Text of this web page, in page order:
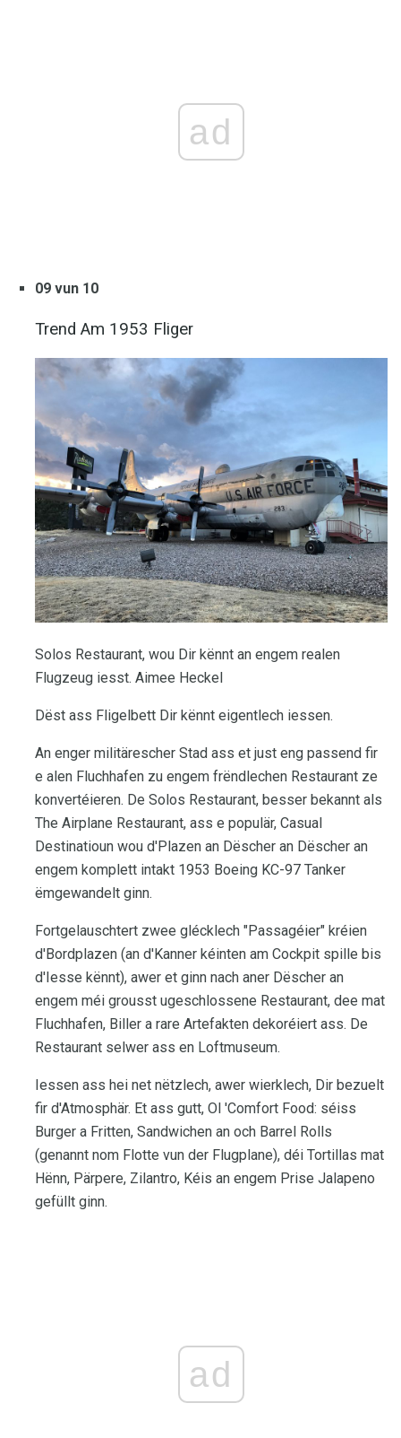
ad
09 vun 10
Trend Am 1953 Fliger
Solos Restaurant, wou Dir kënnt an engem realen
Flugzeug iesst. Aimee Heckel
Dëst ass Fligelbett Dir kënnt eigentlech iessen.
An enger militärescher Stad ass et just eng passend fir
e alen Fluchhafen zu engem frëndlechen Restaurant ze
konvertéieren. De Solos Restaurant, besser bekannt als
The Airplane Restaurant, ass e populär, Casual
Destinatioun wou d'Plazen an Dëscher an Dëscher an
engem komplett intakt 1953 Boeing KC-97 Tanker
ëmgewandelt ginn.
Fortgelauschtert zwee glécklech "Passagéier" kréien
d'Bordplazen (an d'Kanner kéinten am Cockpit spille bis
d'Iesse kënnt), awer et ginn nach aner Dëscher an
engem méi grousst ugeschlossene Restaurant, dee mat
Fluchhafen, Biller a rare Artefakten dekoréiert ass. De
Restaurant selwer ass en Loftmuseum.
Iessen ass hei net nëtzlech, awer wierklech, Dir bezuelt
fir d'Atmosphär. Et ass gutt, Ol 'Comfort Food: séiss
Burger a Fritten, Sandwichen an och Barrel Rolls
(genannt nom Flotte vun der Flugplane), déi Tortillas mat
Hënn, Pärpere, Zilantro, Kéis an engem Prise Jalapeno
gefüllt ginn.
ad